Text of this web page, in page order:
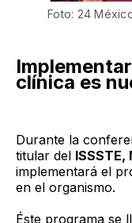
Foto: 24
clínica es
Durante la
titular del
implementará el
en el organismo.
Éste programa se